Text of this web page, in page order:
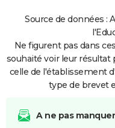
Source de données :
Ne figurent pas dans
souhaité voir leur résultat
celle de l'établissement
type de brevet
A ne pas manquer